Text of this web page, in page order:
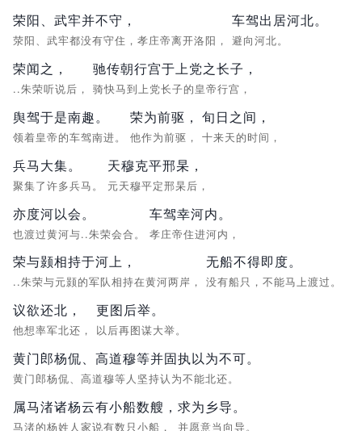
荣阳、武牢并不守，
荥阳、武牢都没有守住，孝庄帝离开洛阳，
车驾出居河北。
避向河北。
荣闻之，
..朱荣听说后，
驰传朝行宫于上党之长子，
骑快马到上党长子的皇帝行宫，
舆驾于是南趣。
领着皇帝的车驾南进。
荣为前驱，
他作为前驱，
旬日之间，
十来天的时间，
兵马大集。
聚集了许多兵马。
天穆克平邢杲，
元天穆平定邢杲后，
亦度河以会。
也渡过黄河与..朱荣会合。
车驾幸河内。
孝庄帝住进河内，
荣与颢相持于河上，
..朱荣与元颢的军队相持在黄河两岸，
无船不得即度。
没有船只，不能马上渡过。
议欲还北，
他想率军北还，
更图后举。
以后再图谋大举。
黄门郎杨侃、高道穆等并固执以为不可。
黄门郎杨侃、高道穆等人坚持认为不能北还。
属马渚诸杨云有小船数艘，
马渚的杨姓人家说有数只小船，
求为乡导。
并愿意当向导。